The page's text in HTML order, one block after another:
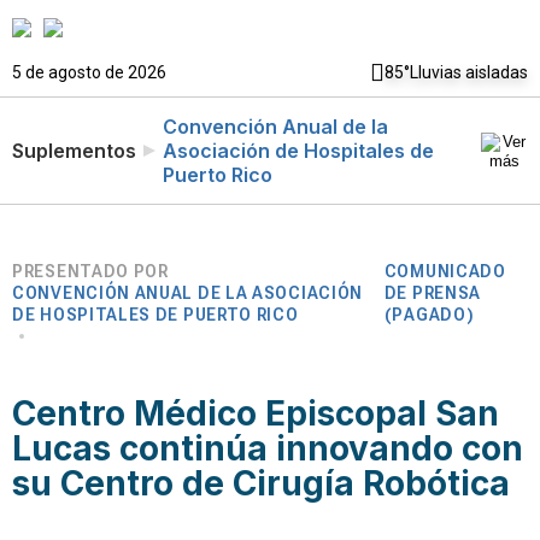
5 de agosto de 2026 85°Lluvias aisladas
Suplementos
Convención Anual de la
Asociación de Hospitales de
Puerto Rico
PRESENTADO POR
CONVENCIÓN ANUAL DE LA ASOCIACIÓN
DE HOSPITALES DE PUERTO RICO
COMUNICADO
DE PRENSA
(PAGADO)
Centro Médico Episcopal San
Lucas continúa innovando con
su Centro de Cirugía Robótica